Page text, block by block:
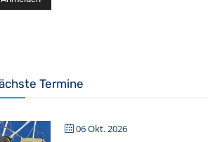
Termine
06 Okt. 2026